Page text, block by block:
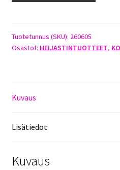
määrä
Tuotetunnus (SKU): 260605
Osastot: HEIJASTINTUOTTEET,
Kuvaus
Lisätiedot
Kuvaus